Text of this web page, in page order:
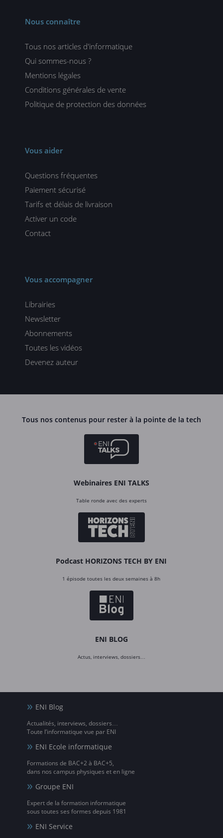
Nous connaître
Tous nos articles d'informatique
Qui sommes-nous ?
Mentions légales
Conditions générales de vente
Politique de protection des données
Vous aider
Questions fréquentes
Paiement sécurisé
Tarifs et délais de livraison
Activer un code
Contact
Vous accompagner
Librairies
Newsletter
Abonnements
Toutes les vidéos
Devenez auteur
Tous nos contenus pour rester à la pointe de la tech
Webinaires ENI TALKS
Table ronde avec des experts
Podcast HORIZONS TECH BY ENI
1 épisode toutes les deux semaines à 8h
ENI BLOG
Actus, interviews, dossiers…
ENI Blog
Actualités, interviews, dossiers…
Toute l’informatique vue par ENI
ENI Ecole informatique
Formations de BAC+2 à BAC+5,
dans nos campus physiques et en ligne
Groupe ENI
Expert de la formation informatique
sous toutes ses formes depuis 1981
ENI Service